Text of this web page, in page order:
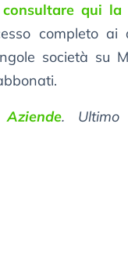
qui la
completo
società su
. Ultimo